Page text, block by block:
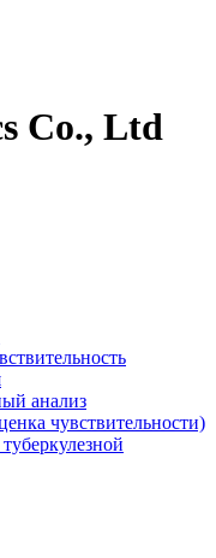
Co., Ltd
анализ
чувствительности)